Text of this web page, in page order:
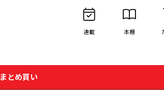
連載 本棚
まとめ買い